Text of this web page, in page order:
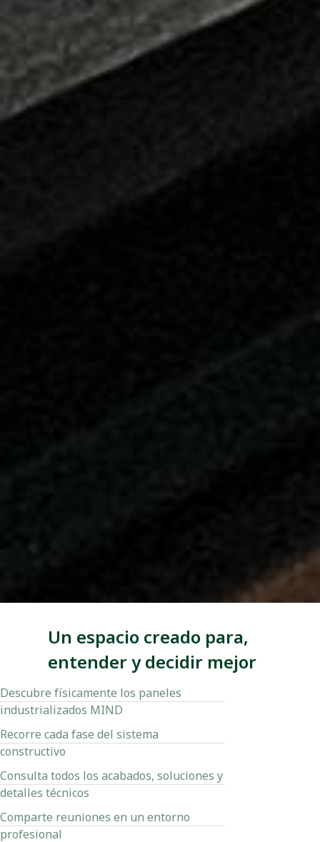
Un espacio creado para,
entender y decidir mejor
Descubre físicamente los paneles
industrializados MIND
Recorre cada fase del sistema
constructivo
Consulta todos los acabados, soluciones y
detalles técnicos
Comparte reuniones en un entorno
profesional